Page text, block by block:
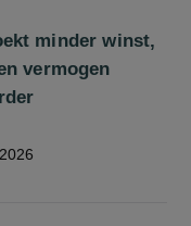
minder winst,
vermogen